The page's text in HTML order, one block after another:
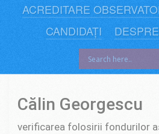
ACREDITARE
CANDIDAȚI
Călin Georgescu
verificarea folosirii fondurilor